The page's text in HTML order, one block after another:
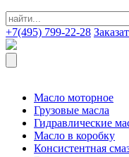
+7(495) 799-22-28
Масло моторное
Грузовые масла
Гидравлические
Масло в коробку
Консистентная